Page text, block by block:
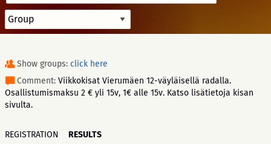
Show groups: click here
Comment: Viikkokisat Vierumäen 12-väyläisellä radalla.
Osallistumismaksu 2 € yli 15v, 1€ alle 15v. Katso lisätietoja kisan
sivulta.
REGISTRATION RESULTS